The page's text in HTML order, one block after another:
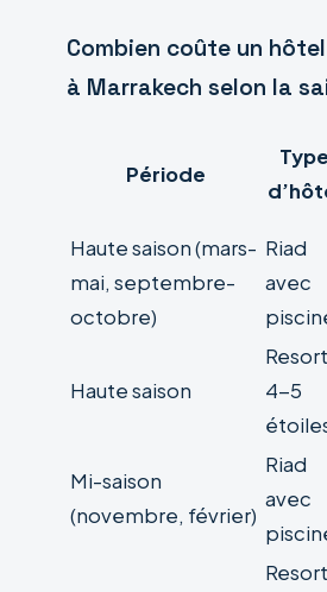
Combien coûte un
à Marrakech selon la
Période
Type
Haute saison (mars-
mai, septembre-
octobre)
Riad
avec
Haute saison
Resort
4-5
Mi-saison
(novembre, février)
Riad
avec
Resort